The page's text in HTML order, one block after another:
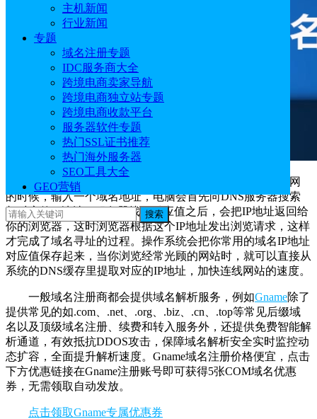
主机新闻
行业新闻
专题
域名注册专题
IDC服务商大全
跨境电商卖家导航
跨境电商独立站专题
跨境电商收款平台
服务器软件专题
热门SSL证书推荐
热门海外服务器
SEO工具大全
GEO营销
搜索
域名解析通过DNS（域名解析服务器）完成，通常上网
的时候，输入一个域名地址，电脑会首先向DNS服务器搜索
相对应的IP地址，服务器找到对应值之后，会把IP地址返回给
你的浏览器，这时浏览器根据这个IP地址发出浏览请求，这样
才完成了域名寻址的过程。操作系统会把你常用的域名IP地址
对应值保存起来，当你浏览经常光顾的网站时，就可以直接从
系统的DNS缓存里提取对应的IP地址，加快连线网站的速度。
一般域名注册商都会提供域名解析服务，例如Gname除了
提供常见的如.com、.net、.org、.biz、.cn、.top等常见后缀域
名以及顶级域名注册、续费和转入服务外，还提供免费智能解
析通道，有效抵抗DDOS攻击，保障域名解析安全实时监控动
态扩容，全面提升解析速度。Gname域名注册价格便宜，点击
下方优惠链接在Gname注册账号即可获得5张COM域名优惠
券，无需领取自动发放。
点击领取Gname专属优惠券